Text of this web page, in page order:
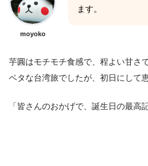
moyoko
ます。
芋圓はモチモチ食感で、程よい甘さ
ベタな台湾旅でしたが、初日にして
「皆さんのおかげで、誕生日の最高